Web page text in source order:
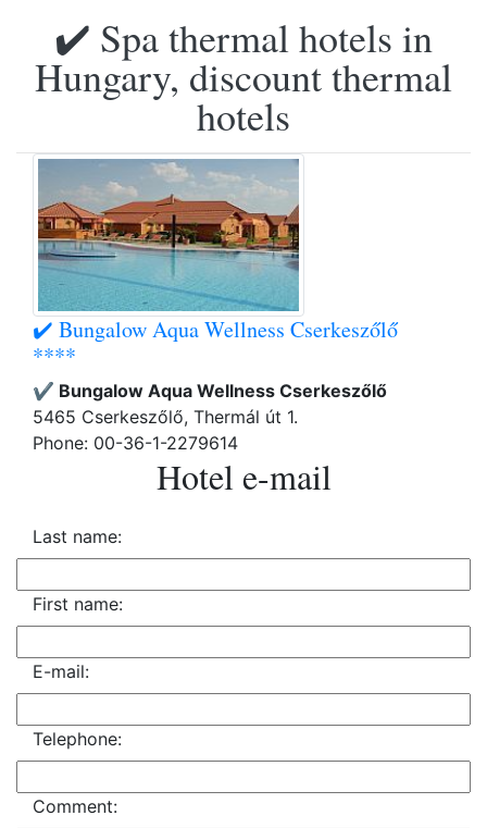
✔️ Spa thermal hotels in
Hungary, discount thermal
hotels
✔️ Bungalow Aqua Wellness Cserkeszőlő
****
✔️ Bungalow Aqua Wellness Cserkeszőlő
5465 Cserkeszőlő, Thermál út 1.
Phone: 00-36-1-2279614
Hotel e-mail
Last name:
First name:
E-mail:
Telephone:
Comment: